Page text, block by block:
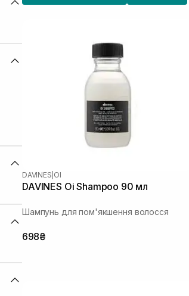
DAVINES OI
DAVINES Oi Shampoo 90 мл
Шампунь для пом'якшення волосся
698₴